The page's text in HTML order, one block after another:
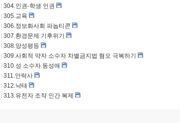
304.인권-학생 인권
305.교육
306.정보화사회 파놉티콘
307.환경문제 기후위기
308.양성평등
309.사회적 약자 소수자 차별금지법 혐오 극복하기
310.성 소수자 동성애
311.안락사
312.낙태
313.유전자 조작 인간 복제